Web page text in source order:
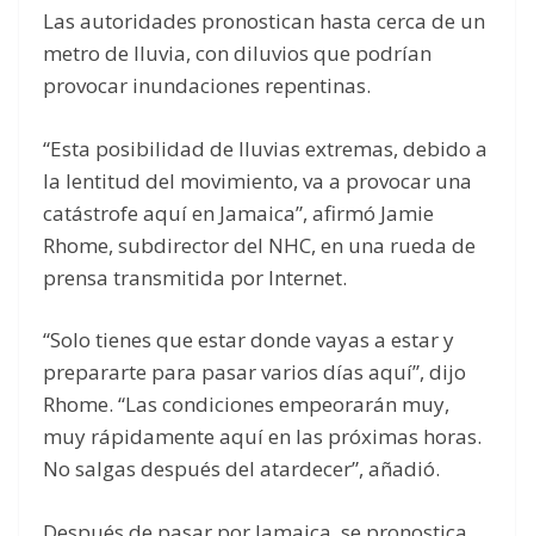
Las autoridades pronostican hasta cerca de un
metro de lluvia, con diluvios que podrían
provocar inundaciones repentinas.
“Esta posibilidad de lluvias extremas, debido a
la lentitud del movimiento, va a provocar una
catástrofe aquí en Jamaica”, afirmó Jamie
Rhome, subdirector del NHC, en una rueda de
prensa transmitida por Internet.
“Solo tienes que estar donde vayas a estar y
prepararte para pasar varios días aquí”, dijo
Rhome. “Las condiciones empeorarán muy,
muy rápidamente aquí en las próximas horas.
No salgas después del atardecer”, añadió.